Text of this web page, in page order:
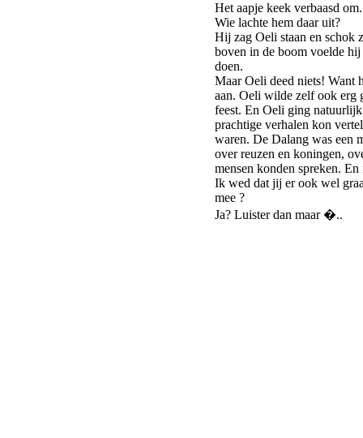
Het aapje keek verbaasd om.
Wie lachte hem daar uit?
Hij zag Oeli staan en schok
boven in de boom voelde
doen.
Maar Oeli deed niets! Want
aan. Oeli wilde zelf ook erg
feest. En Oeli ging
prachtige verhalen kon
waren. De Dalang was een
over reuzen en koningen,
mensen konden spreken. En
Ik wed dat jij er ook wel
mee ?
Ja? Luister dan maar �..